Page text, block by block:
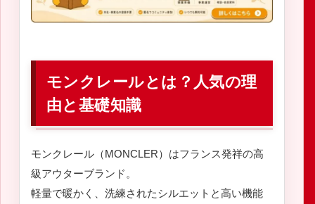
モンクレールとは？人気の理
由と基礎知識
モンクレール（MONCLER）はフランス発祥の高
級アウターブランド。
軽量で暖かく、洗練されたシルエットと高い機能